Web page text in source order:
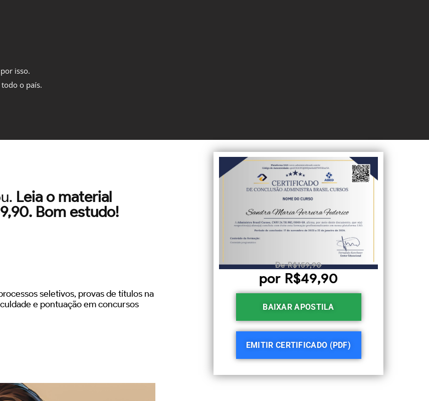
isso.
o país.
Leia o material
Bom estudo!
seletivos, provas de títulos na
e pontuação em concursos
De R$159,90
por R$49,90
BAIXAR APOSTILA
EMITIR CERTIFICADO (PDF)